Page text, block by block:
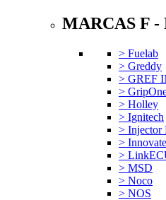
MARCAS F -
> Fuelab
> Greddy
> GREF
>
> Holley
> Ignitech
> Injector
> Innovate
>
> MSD
> Noco
> NOS